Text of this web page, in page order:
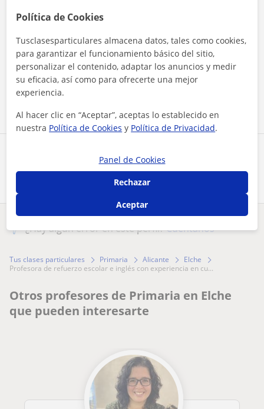
Comparte a este profesor
Al hacer clic, aceptas nuestroaviso legaly deprivacidad
¿Hay algún error en este perfil?Cuéntanos
Tus clases particulares Primaria Alicante
Elche
profesora de refuerzo escolar e inglés con experiencia en cu...
Otros profesores de Primaria en Elche
que pueden interesarte
Política de Cookies
Tusclasesparticulares almacena datos, tales como cookies,
para garantizar el funcionamiento básico del sitio,
personalizar el contenido, adaptar los anuncios y medir
su eficacia, así como para ofrecerte una mejor
experiencia.
Al hacer clic en “Aceptar”, aceptas lo establecido en
nuestra Política de Cookies y Política de Privacidad.
Panel de Cookies
Rechazar
Aceptar